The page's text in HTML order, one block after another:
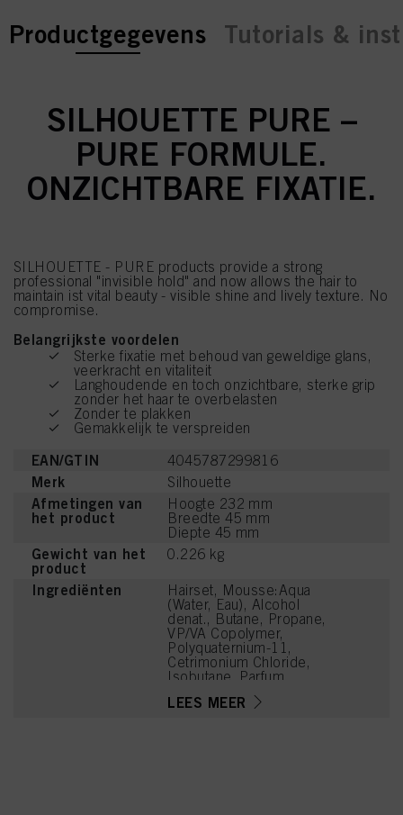
current tab:
current tab:
Productgegevens Tutorials &
SILHOUETTE PURE –
PURE FORMULE.
ONZICHTBARE FIXATIE.
SILHOUETTE - PURE products provide a strong
professional "invisible hold" and now allows the hair to
maintain ist vital beauty - visible shine and lively texture. No
compromise.
Belangrijkste voordelen
Sterke fixatie met behoud van geweldige glans,
veerkracht en vitaliteit
Langhoudende en toch onzichtbare, sterke grip
zonder het haar te overbelasten
Zonder te plakken
Gemakkelijk te verspreiden
EAN/GTIN 4045787299816
Merk Silhouette
Afmetingen van
het product
Hoogte 232 mm
Breedte 45 mm
Diepte 45 mm
Gewicht van het
product
0.226 kg
Ingrediënten
Hairset, Mousse:Aqua
(Water, Eau), Alcohol
denat., Butane, Propane,
VP/VA Copolymer,
Polyquaternium-11,
Cetrimonium Chloride,
Isobutane, Parfum
Phenoxyethanol, Caprylyl
LEES MEER